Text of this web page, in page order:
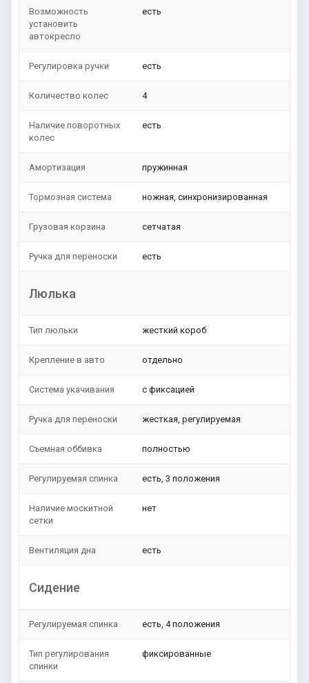
Возможность
установить
автокресло
есть
Регулировка ручки есть
Количество колес 4
Наличие поворотных
колес
есть
Амортизация пружинная
Тормозная система ножная, синхронизированная
Грузовая корзина сетчатая
Ручка для переноски есть
Люлька
Тип люльки жесткий короб
Крепление в авто отдельно
Система укачивания с фиксацией
Ручка для переноски жесткая, регулируемая
Съемная оббивка полностью
Регулируемая спинка есть, 3 положения
Наличие москитной
сетки
нет
Вентиляция дна есть
Сидение
Регулируемая спинка есть, 4 положения
Тип регулирования
спинки
фиксированные